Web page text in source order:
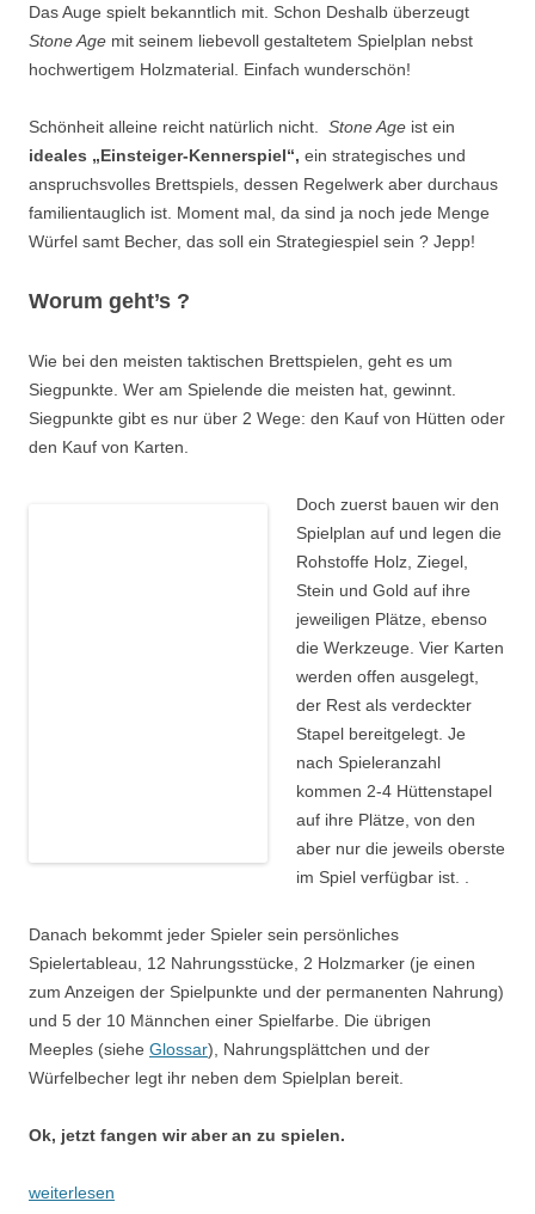
Das Auge spielt bekanntlich mit. Schon Deshalb überzeugt
Stone Age mit seinem liebevoll gestaltetem Spielplan nebst
hochwertigem Holzmaterial. Einfach wunderschön!
Schönheit alleine reicht natürlich nicht. Stone Age ist ein
ideales „Einsteiger-Kennerspiel“, ein strategisches und
anspruchsvolles Brettspiels, dessen Regelwerk aber durchaus
familientauglich ist. Moment mal, da sind ja noch jede Menge
Würfel samt Becher, das soll ein Strategiespiel sein ? Jepp!
Worum geht’s ?
Wie bei den meisten taktischen Brettspielen, geht es um
Siegpunkte. Wer am Spielende die meisten hat, gewinnt.
Siegpunkte gibt es nur über 2 Wege: den Kauf von Hütten oder
den Kauf von Karten.
Doch zuerst bauen wir den
Spielplan auf und legen die
Rohstoffe Holz, Ziegel,
Stein und Gold auf ihre
jeweiligen Plätze, ebenso
die Werkzeuge. Vier Karten
werden offen ausgelegt,
der Rest als verdeckter
Stapel bereitgelegt. Je
nach Spieleranzahl
kommen 2-4 Hüttenstapel
auf ihre Plätze, von den
aber nur die jeweils oberste
im Spiel verfügbar ist. .
Danach bekommt jeder Spieler sein persönliches
Spielertableau, 12 Nahrungsstücke, 2 Holzmarker (je einen
zum Anzeigen der Spielpunkte und der permanenten Nahrung)
und 5 der 10 Männchen einer Spielfarbe. Die übrigen
Meeples (siehe Glossar), Nahrungsplättchen und der
Würfelbecher legt ihr neben dem Spielplan bereit.
Ok, jetzt fangen wir aber an zu spielen.
weiterlesen